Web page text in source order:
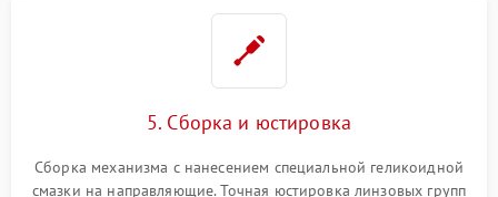
5. Сборка и юстировка
Сборка механизма с нанесением специальной геликоидной
смазки на направляющие. Точная юстировка линзовых групп